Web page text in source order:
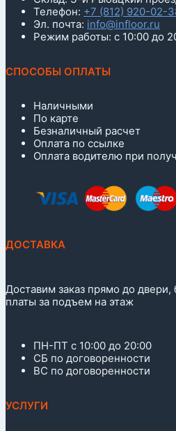
Телефон: +7 (812) 920-02-
Эл. почта: info@infloor.ru
Режим работы: с 10:00 до
СПОСОБЫ ОПЛАТЫ
Наличными
По карте
Безналичный расчет
Оплата по ссылке
Оплата водителю при
ДОСТАВКА
Доставим заказ прямо до двери,
платы за подъем на этаж
ПН-ПТ с 10:00 до 20:00
СБ по договоренности
ВС по договоренности
УСЛУГИ